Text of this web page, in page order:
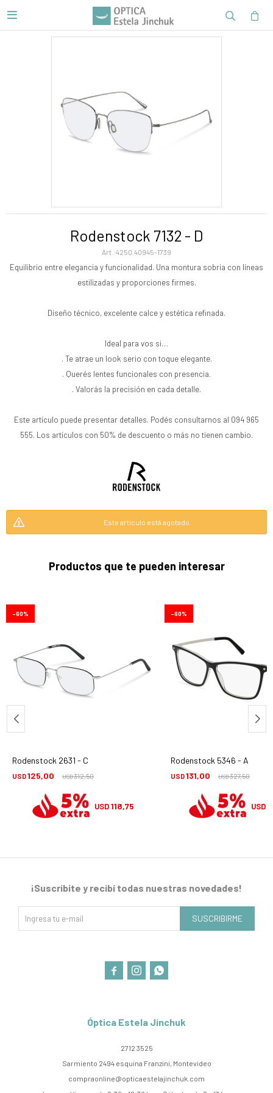

Rodenstock 7132 - D
4250.40945-1739
Equilibrio entre elegancia y funcionalidad. Una montura sobria con líneas
estilizadas y proporciones firmes.
Diseño técnico, excelente calce y estética refinada.
Ideal para vos si…
. Te atrae un look serio con toque elegante.
. Querés lentes funcionales con presencia.
. Valorás la precisión en cada detalle.
Este artículo puede presentar detalles. Podés consultarnos al 094 965
555. Los artículos con 50% de descuento o más no tienen cambio.
Este artículo está agotado.
Productos que te pueden interesar
Rodenstock 2631 - C
USD125,00 USD312,50
60
USD118,75
Rodenstock 5346 - A
USD131,00 USD327,50
60
USD
Óptica Estela Jinchuk
2712 3525
Sarmiento 2494 esquina Franzini, Montevideo
compraonline@opticaestelajinchuk.com
¡Suscribite y recibí todas nuestras novedades!
SUSCRIBIRME
  